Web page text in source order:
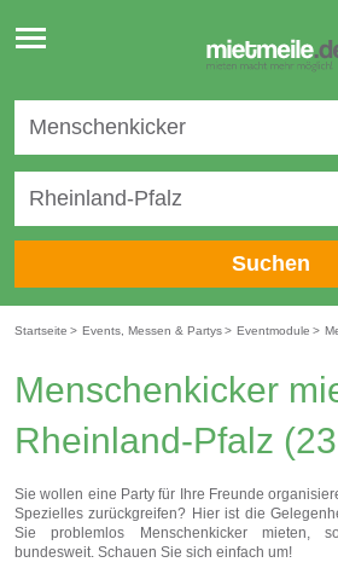
Toggle
navigation
Suchen
Startseite > Events, Messen & Partys> Eventmodule >
Menschenkicker
Rheinland-Pfalz
Sie wollen eine Party für Ihre Freunde
Spezielles zurückgreifen? Hier ist die
Sie problemlos Menschenkicker mieten,
bundesweit. Schauen Sie sich einfach um!